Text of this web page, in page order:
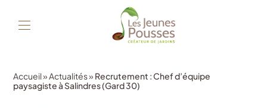
Accueil»Actualités» Recrutement : Chef d’équipe
paysagiste à Salindres (Gard 30)